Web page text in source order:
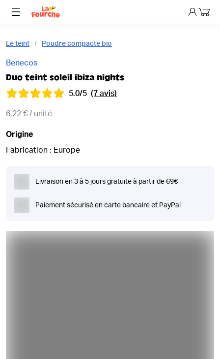
Mon
Le teint Poudre compacte bio
Benecos
Duo teint soleil ibiza nights
5.0/5 (7 avis)
6,22 € / unité
Origine
Fabrication : Europe
Livraison en 3 à 5 jours gratuite à partir de 69€
Paiement sécurisé en carte bancaire et PayPal